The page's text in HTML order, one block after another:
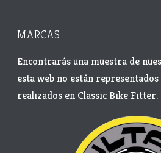
MARCAS
Encontrarás una muestra de
esta web no están
realizados en Classic Bike Fitter.